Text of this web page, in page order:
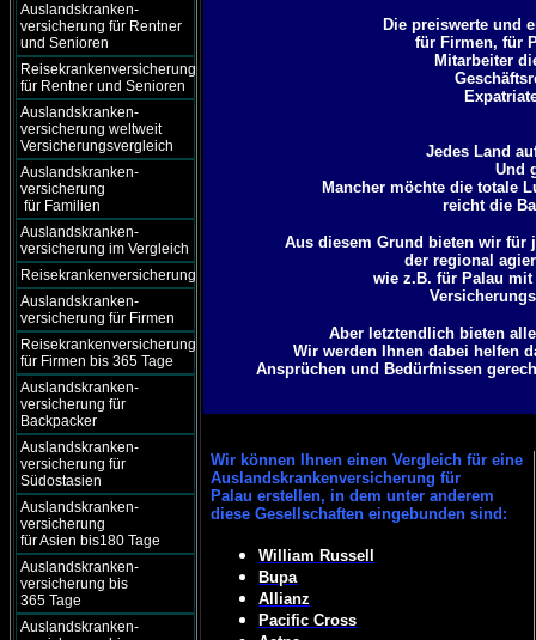
Auslandskranken-
versicherung für Rentner
und Senioren
Reisekrankenversicherung
für Rentner und Senioren
Auslandskranken-
versicherung weltweit
Versicherungsvergleich
Auslandskranken-
versicherung
für Familien
Auslandskranken-
versicherung im Vergleich
Reisekrankenversicherung
Auslandskranken-
versicherung für Firmen
Reisekrankenversicherung
für Firmen bis 365 Tage
Auslandskranken-
versicherung für
Backpacker
Auslandskranken-
versicherung für
Südostasien
Auslandskranken-
versicherung
für Asien bis180 Tage
Auslandskranken-
versicherung bis
365 Tage
Auslandskranken-
Die preiswerte und
für Firmen, für
Mitarbeiter
Jedes Land
Und
Mancher möchte die totale
reicht die
Aus diesem Grund bieten wir für
der regional
wie z.B. für Palau
Aber letztendlich bieten
Wir werden Ihnen dabei helfen
Ansprüchen und Bedürfnissen
Wir können Ihnen einen Vergleich für eine
Auslandskrankenversicherung für
Palau erstellen, in dem unter anderem
diese Gesellschaften eingebunden sind:
William Russell
Bupa
Allianz
Pacific Cross